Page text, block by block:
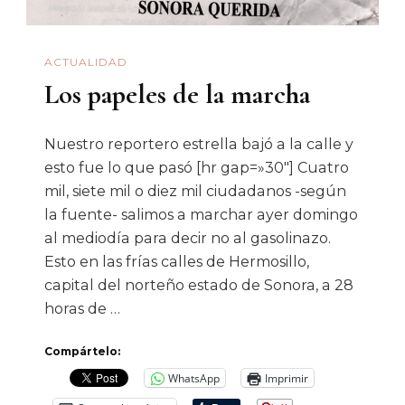
ACTUALIDAD
Los papeles de la marcha
Nuestro reportero estrella bajó a la calle y
esto fue lo que pasó [hr gap=»30″] Cuatro
mil, siete mil o diez mil ciudadanos -según
la fuente- salimos a marchar ayer domingo
al mediodía para decir no al gasolinazo.
Esto en las frías calles de Hermosillo,
capital del norteño estado de Sonora, a 28
horas de …
Compártelo:
WhatsApp
Imprimir